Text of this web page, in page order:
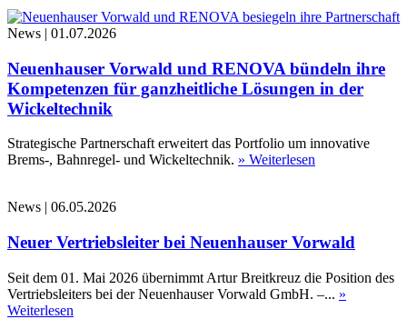
News | 01.07.2026
Neuenhauser Vorwald und RENOVA bündeln ihre
Kompetenzen für ganzheitliche Lösungen in der
Wickeltechnik
Strategische Partnerschaft erweitert das Portfolio um innovative
Brems-, Bahnregel- und Wickeltechnik. » Weiterlesen
News | 06.05.2026
Neuer Vertriebsleiter bei Neuenhauser Vorwald
Seit dem 01. Mai 2026 übernimmt Artur Breitkreuz die Position des
Vertriebsleiters bei der Neuenhauser Vorwald GmbH. –... »
Weiterlesen